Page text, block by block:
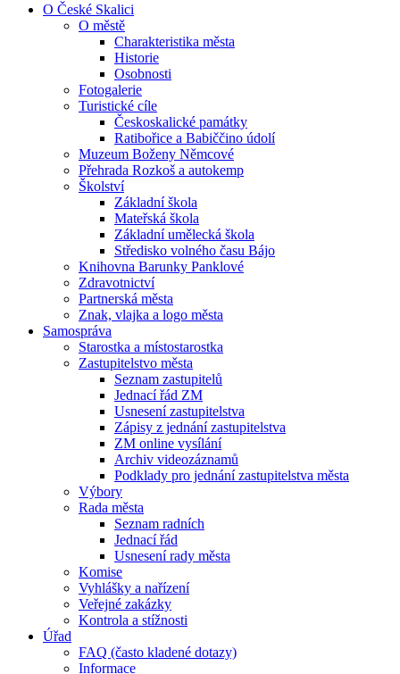
O České Skalici
O městě
Charakteristika města
Historie
Osobnosti
Fotogalerie
Turistické cíle
Českoskalické památky
Ratibořice a Babiččino údolí
Muzeum Boženy Němcové
Přehrada Rozkoš a autokemp
Školství
Základní škola
Mateřská škola
Základní umělecká škola
Středisko volného času Bájo
Knihovna Barunky Panklové
Zdravotnictví
Partnerská města
Znak, vlajka a logo města
Samospráva
Starostka a místostarostka
Zastupitelstvo města
Seznam zastupitelů
Jednací řád ZM
Usnesení zastupitelstva
Zápisy z jednání zastupitelstva
ZM online vysílání
Archiv videozáznamů
Podklady pro jednání zastupitelstva města
Výbory
Rada města
Seznam radních
Jednací řád
Usnesení rady města
Komise
Vyhlášky a nařízení
Veřejné zakázky
Kontrola a stížnosti
Úřad
FAQ (často kladené dotazy)
Informace